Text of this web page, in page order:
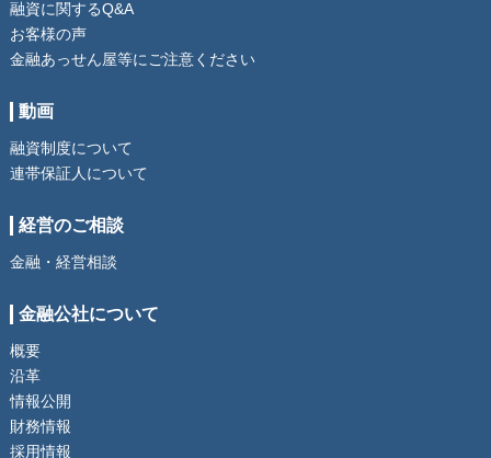
融資に関するQ&A
お客様の声
金融あっせん屋等にご注意ください
動画
融資制度について
連帯保証人について
経営のご相談
金融・経営相談
金融公社について
概要
沿革
情報公開
財務情報
採用情報